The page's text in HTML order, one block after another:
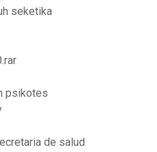
seketika
psikotes
de salud